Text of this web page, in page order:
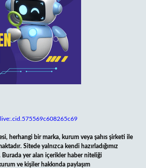
live:.cid.575569c608265c69
herhangi bir marka, kurum veya şahıs şirketi ile
Sitede yalnızca kendi hazırladığımız
Burada yer alan içerikler haber niteliği
ve kişiler hakkında paylaşım